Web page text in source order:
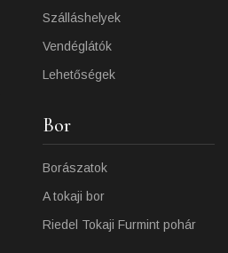
Szálláshelyek
Vendéglátók
Lehetőségek
Bor
Borászatok
A tokaji bor
Riedel Tokaji Furmint pohár